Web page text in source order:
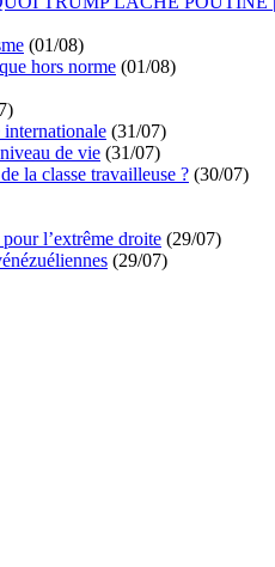
(01/08)
hors norme (01/08)
internationale (31/07)
de vie (31/07)
la classe travailleuse ? (30/07)
l’extrême droite (29/07)
(29/07)